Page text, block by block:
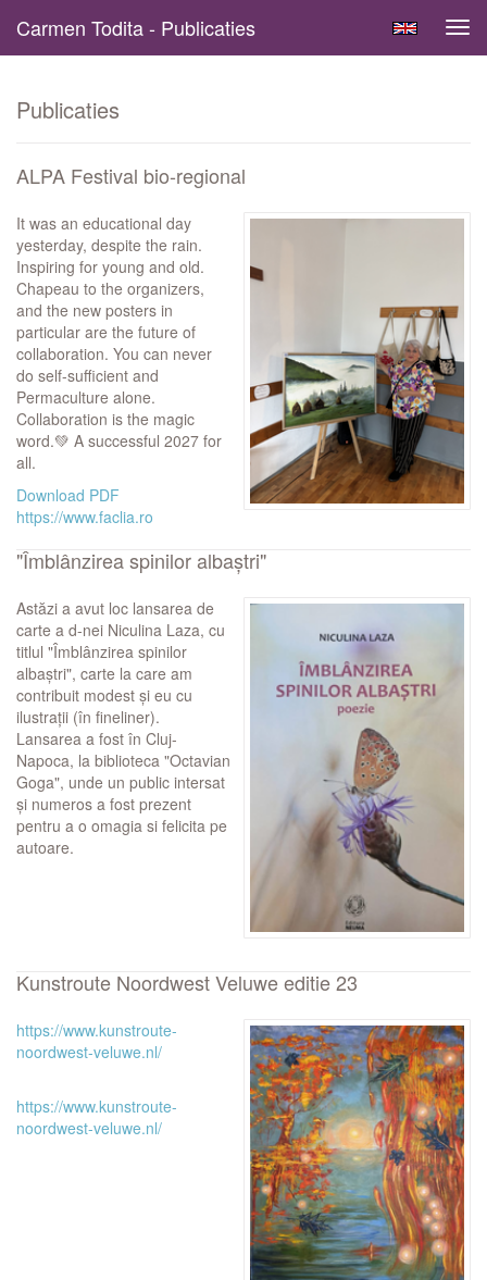
Carmen Todita - Publicaties
Publicaties
ALPA Festival bio-regional
It was an educational day
yesterday, despite the rain.
Inspiring for young and old.
Chapeau to the organizers,
and the new posters in
particular are the future of
collaboration. You can never
do self-sufficient and
Permaculture alone.
Collaboration is the magic
word.💚 A successful 2027 for
all.
Download PDF
https://www.faclia.ro
"Îmblânzirea spinilor albaștri"
Astăzi a avut loc lansarea de
carte a d-nei Niculina Laza, cu
titlul "Îmblânzirea spinilor
albaștri", carte la care am
contribuit modest și eu cu
ilustrații (în fineliner).
Lansarea a fost în Cluj-
Napoca, la biblioteca "Octavian
Goga", unde un public intersat
și numeros a fost prezent
pentru a o omagia si felicita pe
autoare.
Kunstroute Noordwest Veluwe editie 23
https://www.kunstroute-
noordwest-veluwe.nl/
https://www.kunstroute-
noordwest-veluwe.nl/